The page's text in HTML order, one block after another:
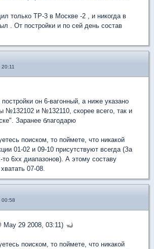
только ТР-3 в Москве -2 , и никогда в
. От постройки и по сей день состав
он 6-вагонный, а ниже указано
№132102 и №132110, скорее всего, так и
Заранее благодарю
поиском, то поймете, что никакой
01-02 и 09-10 присутствуют всегда (За
6хх диапазонов). А этому составу
07-08.
00:58
May 29 2008, 03:11)
поиском, то поймете, что никакой